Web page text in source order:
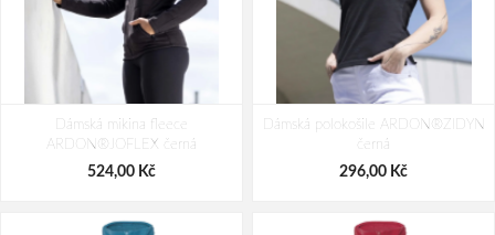
Mikina CXS TORONTO, pánská,
červená
535,00 Kč
Mikina CXS TORONTO, pánská,
khaki
535,00 Kč
Dámská mikina fleece
ARDON®JOFLEX černá
524,00 Kč
Dámská polokošile ARDON®ZIDYN
černá
296,00 Kč